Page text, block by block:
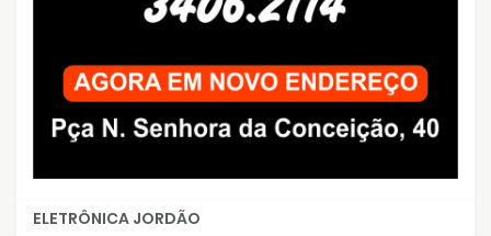
ELETRÔNICA JORDÃO